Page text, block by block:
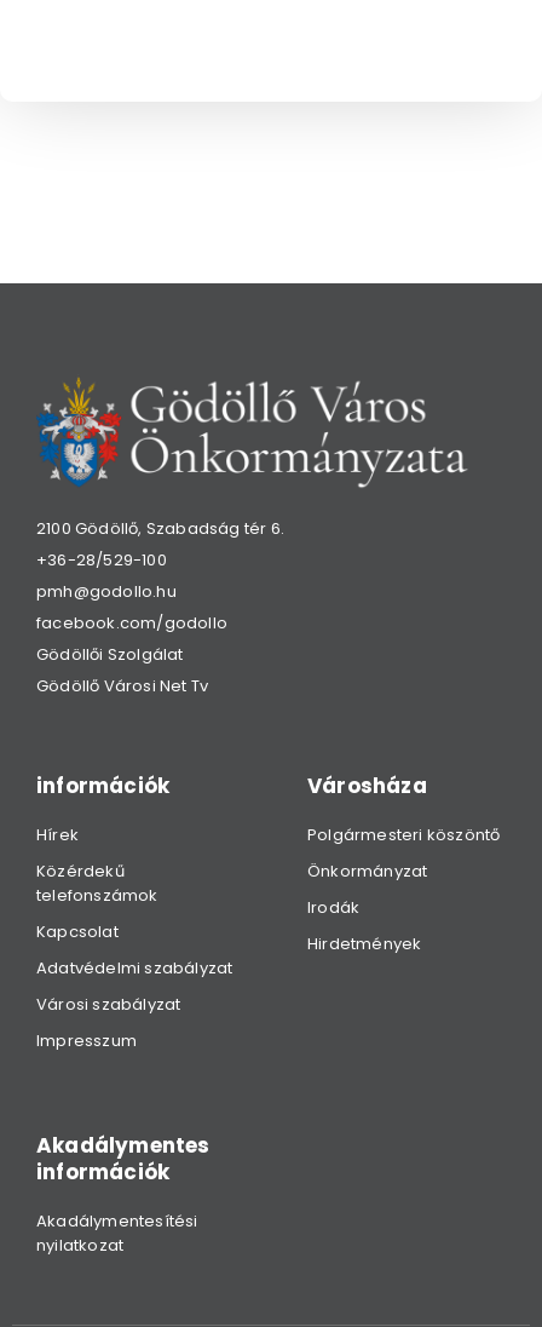
2100 Gödöllő, Szabadság tér 6.
+36-28/529-100
pmh@godollo.hu
facebook.com/godollo
Gödöllői Szolgálat
Gödöllő Városi Net Tv
információk
Hírek
Közérdekű
telefonszámok
Kapcsolat
Adatvédelmi szabályzat
Városi szabályzat
Impresszum
Városháza
Polgármesteri köszöntő
Önkormányzat
Irodák
Hirdetmények
Akadálymentes
információk
Akadálymentesítési
nyilatkozat